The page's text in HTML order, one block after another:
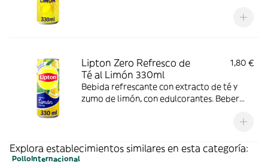
Lipton Zero Refresco de
Té al Limón 330ml
1,80 €
Bebida refrescante con extracto de té y
zumo de limón, con edulcorantes. Beber
Explora establecimientos similares en esta categoría:
PolloInternacional